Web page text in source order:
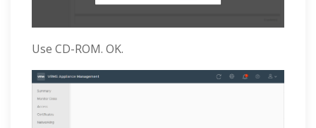
Use CD-ROM. OK.